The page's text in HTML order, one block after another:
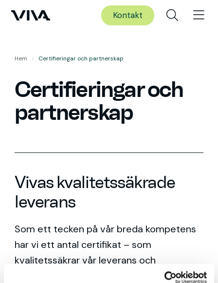
Kontakt
Hem » Certifieringar och partnerskap
Certifieringar och
partnerskap
Vivas kvalitetssäkrade
leverans
Som ett tecken på vår breda kompetens
har vi ett antal certifikat – som
kvalitetssäkrar vår leverans och
garanterar att vi har den erfarenhet som